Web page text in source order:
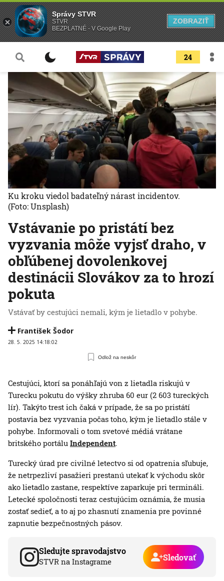
24
Vstávanie po pristátí bez
vyzvania môže vyjsť draho, v
obľúbenej dovolenkovej
destinácii Slovákov za to hrozí
pokuta
Vstávať by cestujúci nemali, kým je lietadlo v pohybe.
František Šodor
28. 5. 2025 14:18:02
Odlož na neskôr
Ku kroku viedol badateľný nárast incidentov.
(Foto: Unsplash)
Cestujúci, ktorí sa ponáhľajú von z lietadla riskujú v
Turecku pokutu do výšky zhruba 60 eur (2 603 tureckých
lír). Takýto trest ich čaká v prípade, že sa po pristátí
postavia bez vyzvania počas toho, kým je lietadlo stále v
pohybe. Informovali o tom svetové médiá vrátane
britského portálu Independent.
Turecký úrad pre civilné letectvo si od opatrenia sľubuje,
že netrpezliví pasažieri prestanú utekať k východu skôr
ako lietadlo zastane, respektíve zaparkuje pri termináli.
Letecké spoločnosti teraz cestujúcim oznámia, že musia
zostať sedieť, a to aj po zhasnutí znamenia pre povinné
zapnutie bezpečnostných pásov.
Sledujte spravodajstvo
STVR na Instagrame Sledovať
Správy STVR
STVR
BEZPLATNÉ - V Google Play
ZOBRAZIŤ